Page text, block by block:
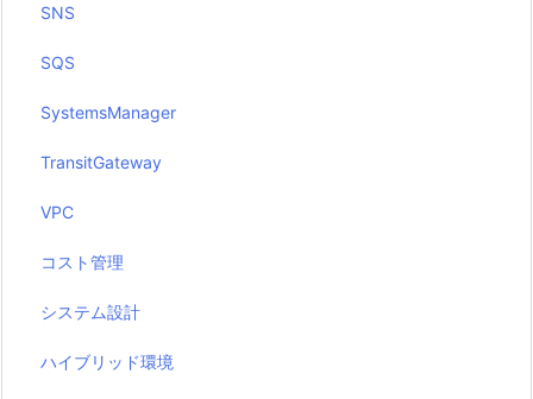
SNS
SQS
SystemsManager
TransitGateway
VPC
コスト管理
システム設計
ハイブリッド環境